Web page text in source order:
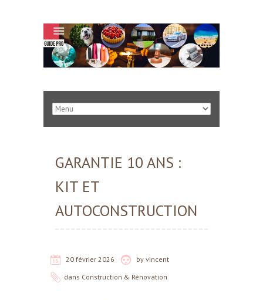
GARANTIE 10 ANS :
KIT ET
AUTOCONSTRUCTION
20 février 2026 by vincent
dans Construction & Rénovation